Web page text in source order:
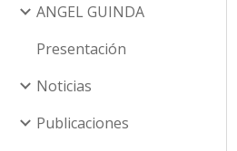
ANGEL GUINDA
Presentación
Noticias
Publicaciones